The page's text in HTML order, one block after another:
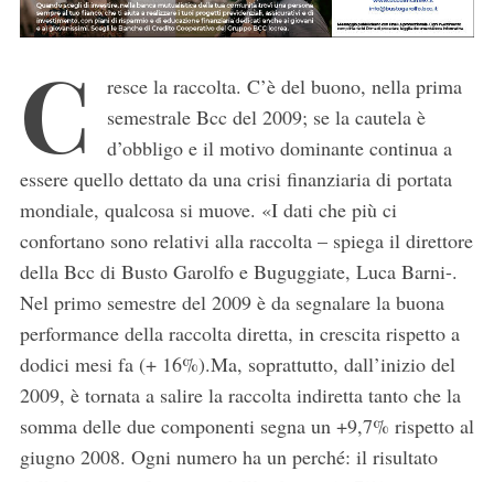
C
resce la raccolta. C’è del buono, nella prima
semestrale Bcc del 2009; se la cautela è
d’obbligo e il motivo dominante continua a
essere quello dettato da una crisi finanziaria di portata
mondiale, qualcosa si muove. «I dati che più ci
confortano sono relativi alla raccolta – spiega il direttore
della Bcc di Busto Garolfo e Buguggiate, Luca Barni-.
Nel primo semestre del 2009 è da segnalare la buona
performance della raccolta diretta, in crescita rispetto a
dodici mesi fa (+ 16%).Ma, soprattutto, dall’inizio del
2009, è tornata a salire la raccolta indiretta tanto che la
somma delle due componenti segna un +9,7% rispetto al
giugno 2008. Ogni numero ha un perché: il risultato